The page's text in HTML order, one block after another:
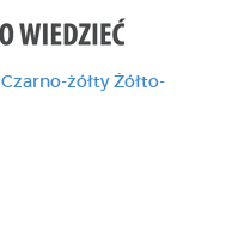
Czarno-żółty Żółto-